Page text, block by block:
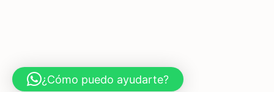
¿Cómo puedo ayudarte?